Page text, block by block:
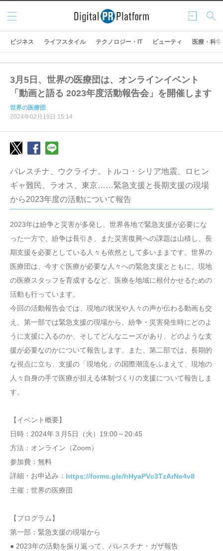
ログ
イン
検索
メニ
ュー
ビジネス ライフスタイル テクノロジー・IT ビューティ 医療・科学
3月5日、世界の医療団は、オンラインイベント
「動画と語る 2023年度活動報告会」を開催します
世界の医療団
2024年02月19日 15:14
パレスチナ、ウクライナ。トルコ・シリア地震、ロヒン
ギャ難民、ラオス、東京……緊急支援と長期支援の現場
から2023年度の活動について報告
2023年は紛争と災害が多発し、世界各地で緊急支援が必要にな
った一方で、紛争は長引き、また災害復興への課題は山積し、長
期支援を必要としている人々も依然として多いままです。世界の
医療団は、今すぐ医療が必要な人々への緊急支援とともに、現地
の医療スタッフを育成するなど、医療を地域に根付かせるための
活動も行っています。
今回の活動報告会では、現地の状況や人々の声が伝わる動画も交
え、第一部では緊急支援の現場から、紛争・災害発生時にどのよ
うに支援に入るのか、そしてどんなニーズがあり、どのような支
援が必要なのかについて報告します。また、第二部では、長期的
な視点に立ち、支援の「現地化」の国際潮流をふまえて、現地の
人々自身の手で医療が担える体制づくりの支援について報告しま
す。
【イベント概要】
日時：2024年３月5日（火）19:00～20:45
方法：オンライン（Zoom）
参加費：無料
詳細・お申込み： https://forms.gle/hHyaPVc3TzArNe4v8
主催：世界の医療団
【プログラム】
第一部：緊急支援の現場から
● 2023年の活動を振り返って、パレスチナ・ガザ報告